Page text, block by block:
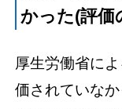
かった(評価
厚生労働省に
価されていな